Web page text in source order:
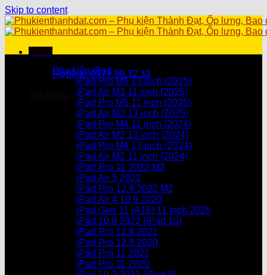
Skip to content
Hotline: 0971.99.32.32
Giỏ hàng /0₫
Chưa có sản phẩm trong giỏ hàng.
Chưa có sản phẩm trong giỏ hàng.
Danh mục sản phẩm
Phụ kiện iPad
iPad Pro M5 13 inch (2025)
iPad Air M3 11 inch (2025)
iPad Pro M5 11 inch (2025)
iPad Air M3 13 inch (2025)
iPad Pro M4 11 inch (2024)
iPad Air M2 13 inch (2024)
iPad Pro M4 13 inch (2024)
iPad Air M2 11 inch (2024)
iPad Pro 11 2022 M2
iPad Air 5 2022
iPad Pro 12.9 2022 M2
iPad Air 4 10.9 2020
iPad Gen 11 (A16) 11 inch 2025
iPad 10.9 2022 (iPad 10)
iPad Pro 12.9 2021
iPad Pro 12.9.2020
iPad Pro 11 2021
iPad Pro 11 2020